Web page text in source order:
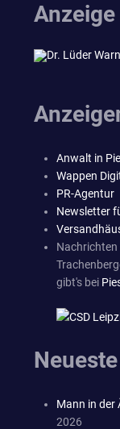
Anzeige
Anwalt in
Wappen
PR-Agentur
Newsletter
Nachrichten
gibt's bei
Mann in der
2026